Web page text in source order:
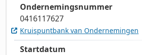
Ondernemingsnummer
0416117627
Kruispuntbank van Ondernemingen
Startdatum